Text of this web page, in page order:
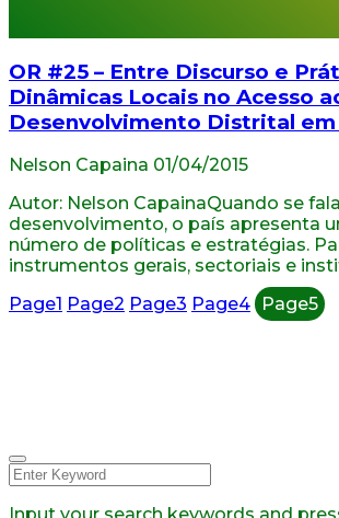
OR #25 – Entre Discurso e
Dinâmicas Locais no Acesso
Desenvolvimento Distrital
Nelson Capaina 01/04/2015
Autor: Nelson CapainaQuando se
desenvolvimento, o país apresenta
número de políticas e estratégias.
instrumentos gerais, sectoriais e
Page1 Page2 Page3 Page4 Page5